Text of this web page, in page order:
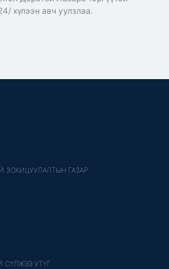
хүлээн авч уулзлаа.
ГАЗАР
СҮЛЖЭЭ УТҮГ